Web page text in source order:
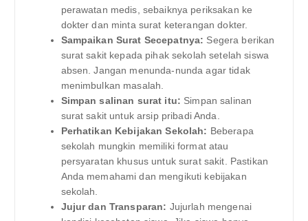
perawatan medis, sebaiknya periksakan ke
dokter dan minta surat keterangan dokter.
Sampaikan Surat Secepatnya: Segera berikan
surat sakit kepada pihak sekolah setelah siswa
absen. Jangan menunda-nunda agar tidak
menimbulkan masalah.
Simpan salinan surat itu: Simpan salinan
surat sakit untuk arsip pribadi Anda.
Perhatikan Kebijakan Sekolah: Beberapa
sekolah mungkin memiliki format atau
persyaratan khusus untuk surat sakit. Pastikan
Anda memahami dan mengikuti kebijakan
sekolah.
Jujur dan Transparan: Jujurlah mengenai